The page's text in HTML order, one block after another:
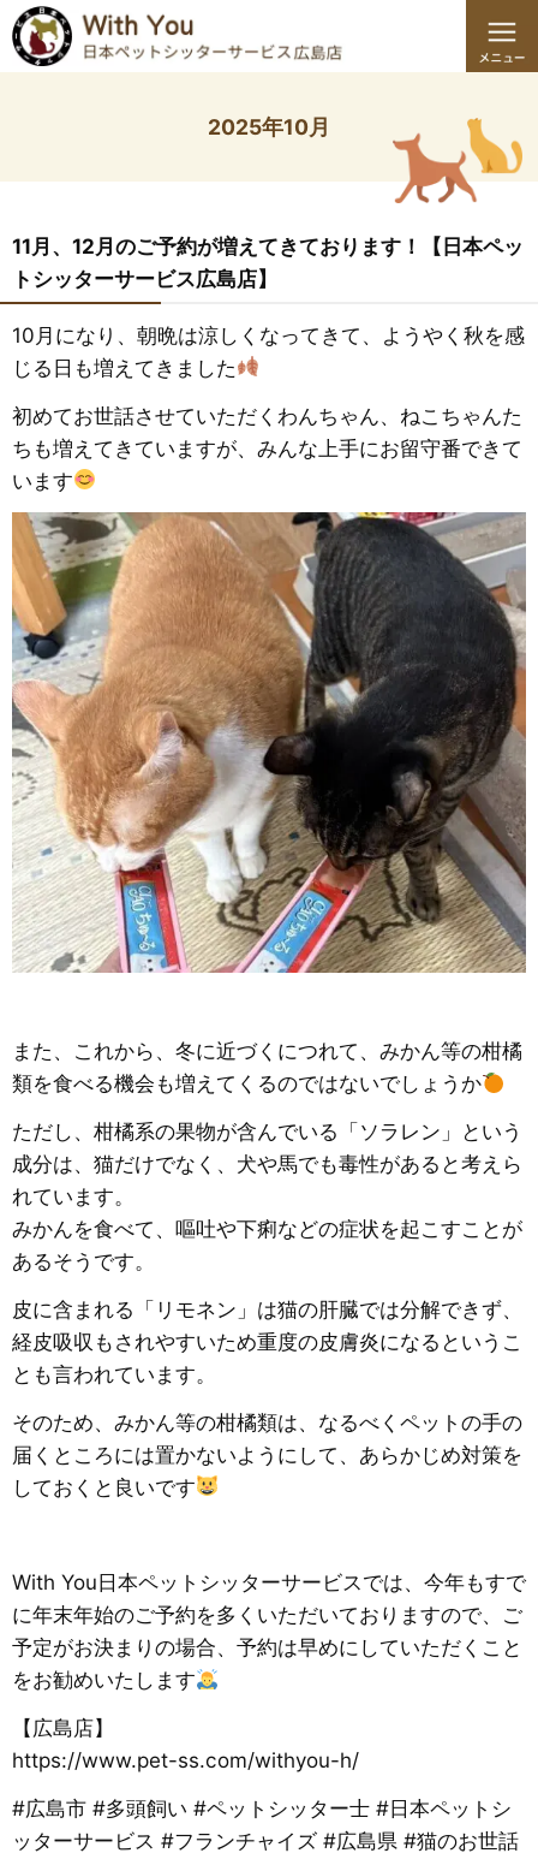
2025年10月
11月、12月のご予約が増えてきております！【日本ペッ
トシッターサービス広島店】
10月になり、朝晩は涼しくなってきて、ようやく秋を感
じる日も増えてきました
初めてお世話させていただくわんちゃん、ねこちゃんた
ちも増えてきていますが、みんな上手にお留守番できて
います
また、これから、冬に近づくにつれて、みかん等の柑橘
類を食べる機会も増えてくるのではないでしょうか
ただし、柑橘系の果物が含んでいる「ソラレン」という
成分は、猫だけでなく、犬や馬でも毒性があると考えら
れています。
みかんを食べて、嘔吐や下痢などの症状を起こすことが
あるそうです。
皮に含まれる「リモネン」は猫の肝臓では分解できず、
経皮吸収もされやすいため重度の皮膚炎になるというこ
とも言われています。
そのため、みかん等の柑橘類は、なるべくペットの手の
届くところには置かないようにして、あらかじめ対策を
しておくと良いです
With You日本ペットシッターサービスでは、今年もすで
に年末年始のご予約を多くいただいておりますので、ご
予定がお決まりの場合、予約は早めにしていただくこと
をお勧めいたします
【広島店】
https://www.pet-ss.com/withyou-h/
#広島市 #多頭飼い #ペットシッター士 #日本ペットシ
ッターサービス #フランチャイズ #広島県 #猫のお世話